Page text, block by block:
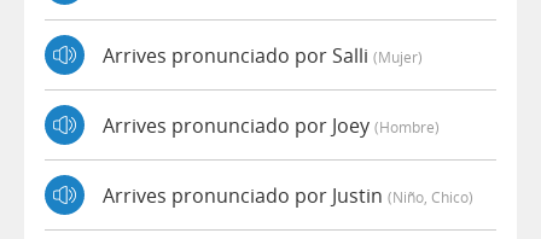
Arrives pronunciado por Salli (mujer)
Arrives pronunciado por Joey (hombre)
Arrives pronunciado por Justin (niño, Chico)